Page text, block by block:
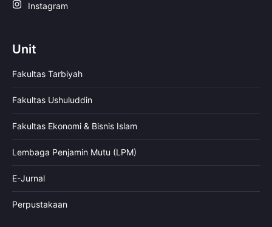
Instagram
Unit
Fakultas Tarbiyah
Fakultas Ushuluddin
Fakultas Ekonomi & Bisnis Islam
Lembaga Penjamin Mutu (LPM)
E-Jurnal
Perpustakaan